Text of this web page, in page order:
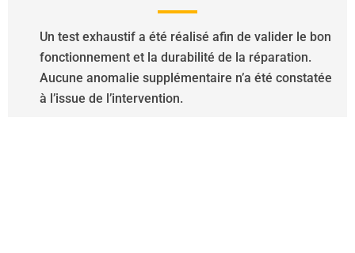
Un test exhaustif a été réalisé afin de valider le bon
fonctionnement et la durabilité de la réparation.
Aucune anomalie supplémentaire n’a été constatée
à l’issue de l’intervention.